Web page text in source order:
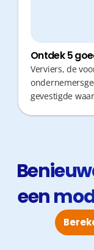
Ontdek 5
Verviers, de
gevestigde
een